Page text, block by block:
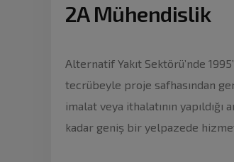
2A Mühendislik
Alternatif Yakıt Sektörü’nde
tecrübeyle proje safhasından
imalat veya ithalatının
kadar geniş bir yelpazede